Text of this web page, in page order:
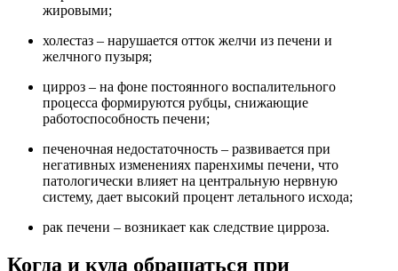
жировыми;
холестаз – нарушается отток желчи из печени и
желчного пузыря;
цирроз – на фоне постоянного воспалительного
процесса формируются рубцы, снижающие
работоспособность печени;
печеночная недостаточность – развивается при
негативных изменениях паренхимы печени, что
патологически влияет на центральную нервную
систему, дает высокий процент летального исхода;
рак печени – возникает как следствие цирроза.
Когда и куда обращаться при